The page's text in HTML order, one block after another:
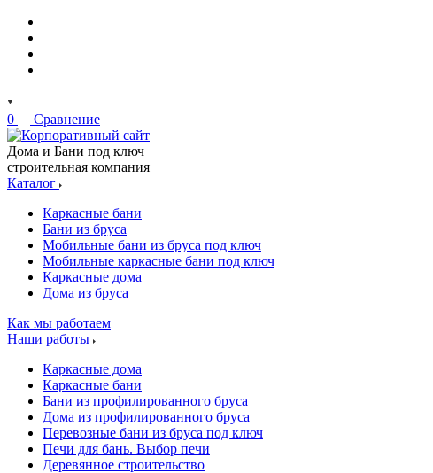
0 Сравнение
Дома и Бани под ключ
строительная компания
Каталог
Каркасные бани
Бани из бруса
Мобильные бани из бруса под ключ
Мобильные каркасные бани под ключ
Каркасные дома
Дома из бруса
Как мы работаем
Наши работы
Каркасные дома
Каркасные бани
Бани из профилированного бруса
Дома из профилированного бруса
Перевозные бани из бруса под ключ
Печи для бань. Выбор печи
Деревянное строительство